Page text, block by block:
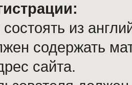
из
содержать
сайта.